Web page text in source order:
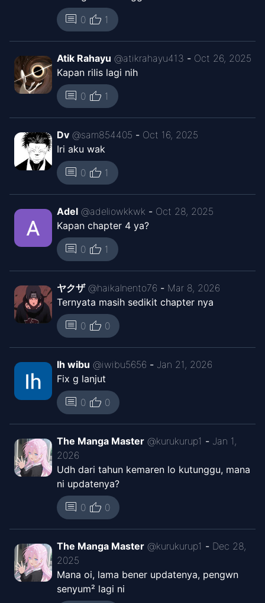
comment 0 thumb_up 1
Atik Rahayu @atikrahayu413 - Oct 26, 2025
Kapan rilis lagi nih
comment 0 thumb_up 1
Dv @sam854405 - Oct 16, 2025
Iri aku wak
comment 0 thumb_up 1
Adel @adeliowkkwk - Oct 28, 2025
Kapan chapter 4 ya?
comment 0 thumb_up 1
ヤクザ @haikalnento76 - Mar 8, 2026
Ternyata masih sedikit chapter nya
comment 0 thumb_up 0
Ih wibu @iwibu5656 - Jan 21, 2026
Fix g lanjut
comment 0 thumb_up 0
The Manga Master @kurukurup1 - Jan 1,
2026
Udh dari tahun kemaren lo kutunggu, mana
ni updatenya?
comment 0 thumb_up 0
The Manga Master @kurukurup1 - Dec 28,
2025
Mana oi, lama bener updatenya, pengwn
senyum² lagi ni